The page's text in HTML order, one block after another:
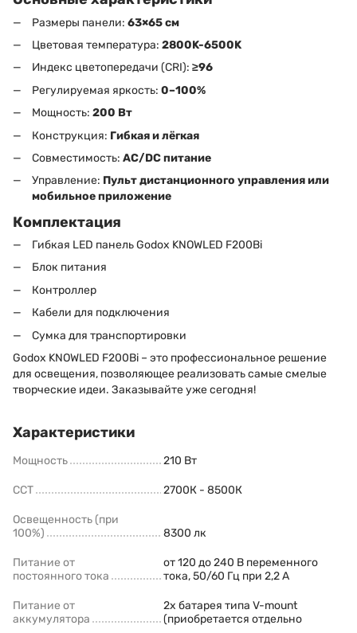
Размеры панели: 63×65 см
Цветовая температура: 2800K-6500K
Индекс цветопередачи (CRI): ≥96
Регулируемая яркость: 0–100%
Мощность: 200 Вт
Конструкция: Гибкая и лёгкая
Совместимость: AC/DC питание
Управление: Пульт дистанционного управления или
мобильное приложение
Комплектация
Гибкая LED панель Godox KNOWLED F200Bi
Блок питания
Контроллер
Кабели для подключения
Сумка для транспортировки
Godox KNOWLED F200Bi – это профессиональное решение
для освещения, позволяющее реализовать самые смелые
творческие идеи. Заказывайте уже сегодня!
Характеристики
Мощность 210 Вт
CCT 2700К - 8500К
Освещенность (при
100%)
8300 лк
Питание от
постоянного тока
от 120 до 240 В переменного
тока, 50/60 Гц при 2,2 А
Питание от
аккумулятора
2х батарея типа V-mount
(приобретается отдельно